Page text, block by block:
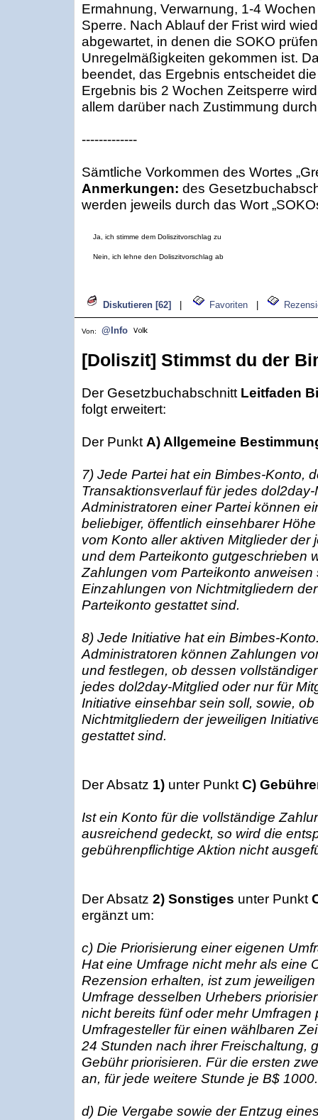
Ermahnung, Verwarnung, 1-4
Sperre. Nach Ablauf der Frist wird
abgewartet, in denen die SOKO
Unregelmäßigkeiten gekommen ist.
beendet, das Ergebnis entscheidet
Ergebnis bis 2 Wochen Zeitsperre
allem darüber nach Zustimmung
-------------
Sämtliche Vorkommen des Wortes
Anmerkungen: des
werden jeweils durch das Wort
Ja, ich stimme dem Doliszitvorschlag zu
Nein, ich lehne den Doliszitvorschlag ab
Diskutieren [62] Favoriten
Von: @Info
[Doliszit] Stimmst du der
Der Gesetzbuchabschnitt Leitfaden
folgt erweitert:
Der Punkt A) Allgemeine
7) Jede Partei hat ein Bimbes-Konto,
Transaktionsverlauf für jedes
Administratoren einer Partei können
beliebiger, öffentlich einsehbarer
vom Konto aller aktiven Mitglieder
und dem Parteikonto gutgeschrieben
Zahlungen vom Parteikonto anweisen
Einzahlungen von Nichtmitgliedern
Parteikonto gestattet sind.
8) Jede Initiative hat ein Bimbes-
Administratoren können Zahlungen
und festlegen, ob dessen
jedes dol2day-Mitglied oder nur für
Initiative einsehbar sein soll, sowie,
Nichtmitgliedern der jeweiligen
gestattet sind.
Der Absatz 1) unter Punkt C)
Ist ein Konto für die vollständige
ausreichend gedeckt, so wird die
gebührenpflichtige Aktion nicht
Der Absatz 2) Sonstiges unter Punkt
ergänzt um:
c) Die Priorisierung einer eigenen
Hat eine Umfrage nicht mehr als eine
Rezension erhalten, ist zum
Umfrage desselben Urhebers
nicht bereits fünf oder mehr Umfragen
Umfragesteller für einen wählbaren
24 Stunden nach ihrer Freischaltung,
Gebühr priorisieren. Für die ersten
an, für jede weitere Stunde je B$ 1000.
d) Die Vergabe sowie der Entzug